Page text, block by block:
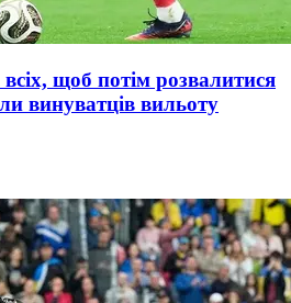
щоб потім розвалитися
винуватців вильоту